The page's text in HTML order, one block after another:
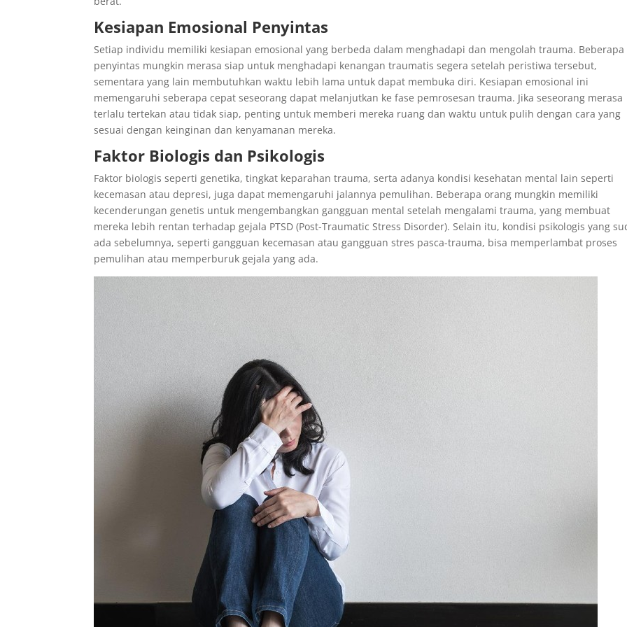
Kesiapan Emosional Penyintas
Setiap individu memiliki kesiapan emosional yang berbeda dalam menghadapi dan mengolah trauma. Beberapa
penyintas mungkin merasa siap untuk menghadapi kenangan traumatis segera setelah peristiwa tersebut,
sementara yang lain membutuhkan waktu lebih lama untuk dapat membuka diri. Kesiapan emosional ini
memengaruhi seberapa cepat seseorang dapat melanjutkan ke fase pemrosesan trauma. Jika seseorang merasa
terlalu tertekan atau tidak siap, penting untuk memberi mereka ruang dan waktu untuk pulih dengan cara yang
sesuai dengan keinginan dan kenyamanan mereka.
Faktor Biologis dan Psikologis
Faktor biologis seperti genetika, tingkat keparahan trauma, serta adanya kondisi kesehatan mental lain seperti
kecemasan atau depresi, juga dapat memengaruhi jalannya pemulihan. Beberapa orang mungkin memiliki
kecenderungan genetis untuk mengembangkan gangguan mental setelah mengalami trauma, yang membuat
mereka lebih rentan terhadap gejala PTSD (Post-Traumatic Stress Disorder). Selain itu, kondisi psikologis yang
ada sebelumnya, seperti gangguan kecemasan atau gangguan stres pasca-trauma, bisa memperlambat proses
pemulihan atau memperburuk gejala yang ada.